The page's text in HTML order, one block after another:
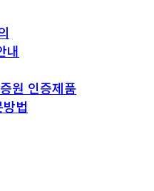
내
원 인증제품
법